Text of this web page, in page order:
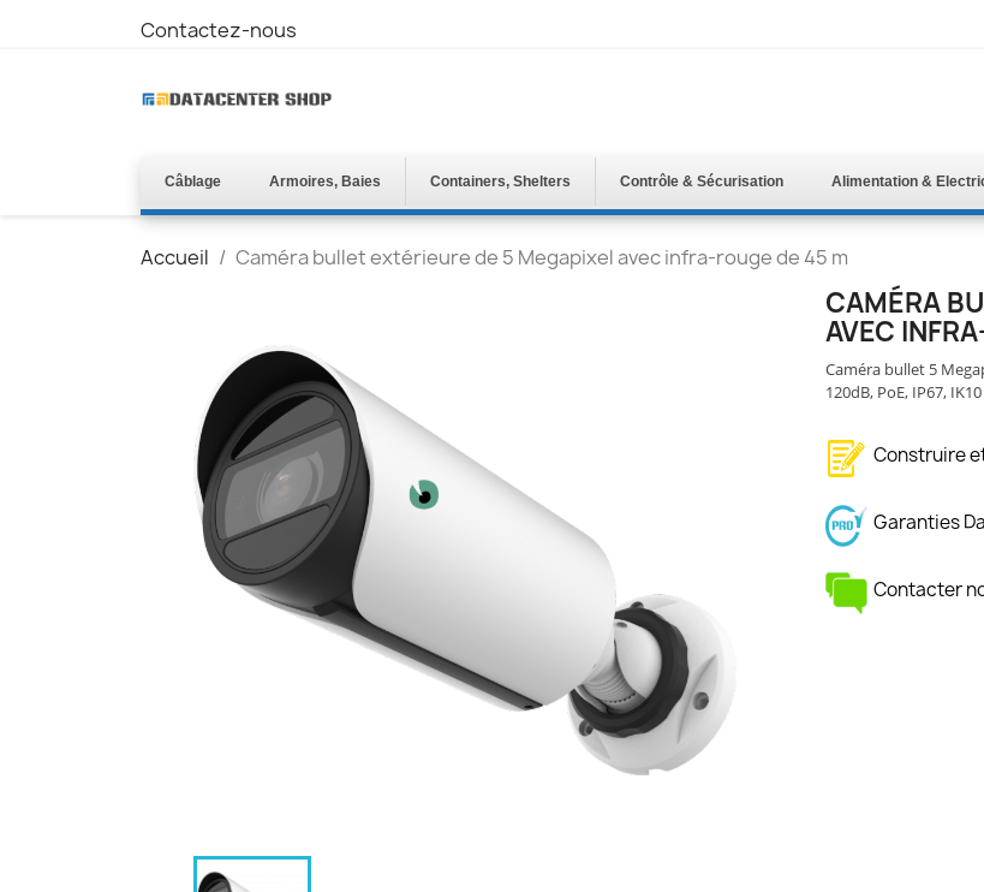
Contactez-nous
Câblage Armoires, Baies Containers, Shelters Contrôle & Sécurisation Alimentation &
Accueil Caméra bullet extérieure de 5 Megapixel avec infra-rouge de 45 m
CAMÉRA
AVEC
Caméra bullet 5
120dB, PoE, IP67, IK10
Construire
Garanties
Contacter